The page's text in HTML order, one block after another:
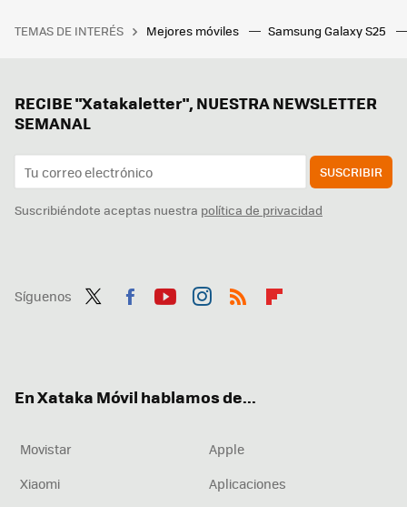
TEMAS DE INTERÉS Mejores móviles Samsung Galaxy S25
RECIBE "Xatakaletter", NUESTRA NEWSLETTER
SEMANAL
SUSCRIBIR
Suscribiéndote aceptas nuestra política de privacidad
Síguenos
En Xataka Móvil hablamos de...
Movistar
Apple
Xiaomi
Aplicaciones